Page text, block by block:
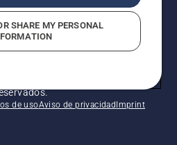
de usoAviso de privacidad Imprint
SHARE MY PERSONAL